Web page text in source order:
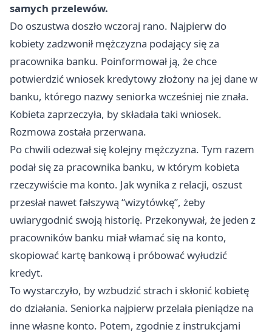
samych przelewów.
Do oszustwa doszło wczoraj rano. Najpierw do
kobiety zadzwonił mężczyzna podający się za
pracownika banku. Poinformował ją, że chce
potwierdzić wniosek kredytowy złożony na jej dane w
banku, którego nazwy seniorka wcześniej nie znała.
Kobieta zaprzeczyła, by składała taki wniosek.
Rozmowa została przerwana.
Po chwili odezwał się kolejny mężczyzna. Tym razem
podał się za pracownika banku, w którym kobieta
rzeczywiście ma konto. Jak wynika z relacji, oszust
przesłał nawet fałszywą “wizytówkę”, żeby
uwiarygodnić swoją historię. Przekonywał, że jeden z
pracowników banku miał włamać się na konto,
skopiować kartę bankową i próbować wyłudzić
kredyt.
To wystarczyło, by wzbudzić strach i skłonić kobietę
do działania. Seniorka najpierw przelała pieniądze na
inne własne konto. Potem, zgodnie z instrukcjami